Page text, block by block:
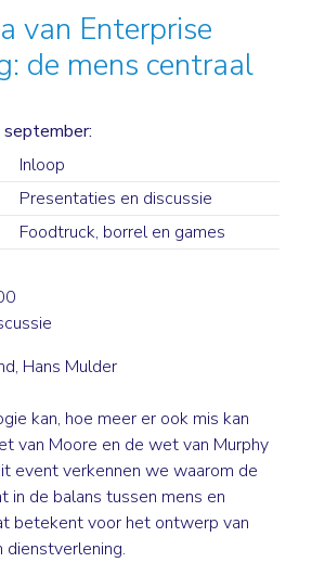
van Enterprise
de mens centraal
Inloop
Presentaties en discussie
Foodtruck, borrel en games
Hans Mulder
kan, hoe meer er ook mis kan
van Moore en de wet van Murphy
event verkennen we waarom de
in de balans tussen mens en
betekent voor het ontwerp van
dienstverlening.